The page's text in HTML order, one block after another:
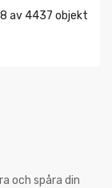
av 4437 objekt
och spåra din